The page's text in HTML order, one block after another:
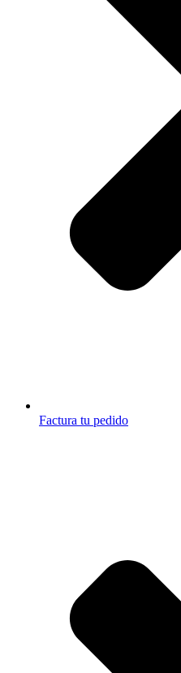
Factura tu pedido